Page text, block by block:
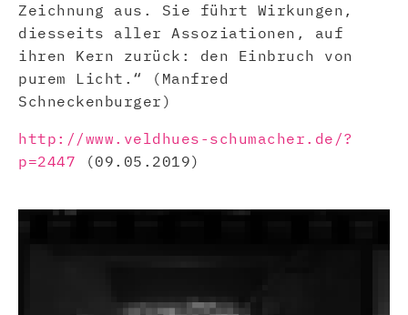
Zeichnung aus. Sie führt Wirkungen,
diesseits aller Assoziationen, auf
ihren Kern zurück: den Einbruch von
purem Licht.“ (Manfred
Schneckenburger)
http://www.veldhues-schumacher.de/?
p=2447 (09.05.2019)